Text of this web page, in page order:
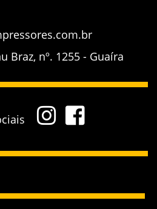
Braz, nº. 1255 - Guaíra